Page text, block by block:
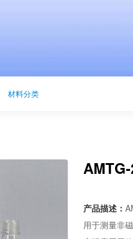
材料分类
产品描述：
用于测量非